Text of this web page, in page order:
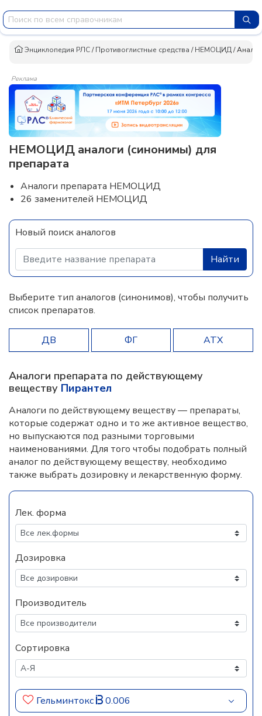
Энциклопедия РЛС/Противоглистные средства /НЕМОЦИД/
Реклама
НЕМОЦИД аналоги (синонимы) для
препарата
Аналоги препарата НЕМОЦИД
26 заменителей НЕМОЦИД
Новый поиск аналогов
Найти
Выберите тип аналогов (синонимов), чтобы получить
список препаратов.
ДВ ФГ АТХ
Аналоги препарата по действующему
веществу Пирантел
Аналоги по действующему веществу — препараты,
которые содержат одно и то же активное вещество,
но выпускаются под разными торговыми
наименованиями. Для того чтобы подобрать полный
аналог по действующему веществу, необходимо
также выбрать дозировку и лекарственную форму.
Лек. форма
Дозировка
Производитель
Сортировка
Гельминтокс 0.006